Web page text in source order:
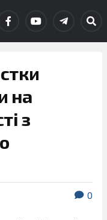
на
з
0